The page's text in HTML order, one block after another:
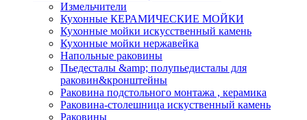
Измельчители
Кухонные КЕРАМИЧЕСКИЕ МОЙКИ
Кухонные мойки искусственный камень
Кухонные мойки нержавейка
Напольные раковины
Пьедесталы &amp; полупьедисталы для
раковин&кронштейны
Раковина подстольного монтажа , керамика
Раковина-столешница искуственный камень
Раковины